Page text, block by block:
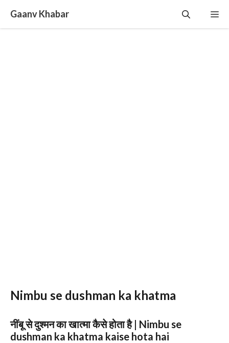
content
Gaanv Khabar
Nimbu se dushman ka khatma
नींबू से दुश्मन का खात्मा कैसे होता है | Nimbu se
dushman ka khatma kaise hota hai